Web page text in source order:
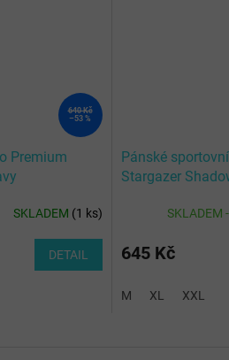
640 Kč
–53 %
Premium
SKLADEM (1 ks)
DETAIL
Pánské
Stargazer
SKLADEM
645 Kč
M XL XXL